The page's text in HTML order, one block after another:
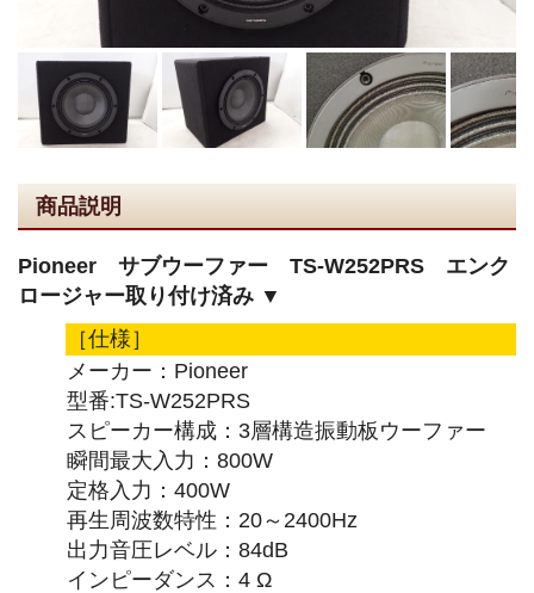
商品説明
Pioneer サブウーファー TS-W252PRS エンク
ロージャー取り付け済み ▼
［仕様］
メーカー：Pioneer
型番:TS-W252PRS
スピーカー構成：3層構造振動板ウーファー
瞬間最大入力：800W
定格入力：400W
再生周波数特性：20～2400Hz
出力音圧レベル：84dB
インピーダンス：4 Ω